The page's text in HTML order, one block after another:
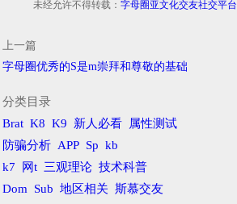
未经允许不得转载： 字母圈亚文化交友社交平台
上一篇
字母圈优秀的S是m崇拜和尊敬的基础
分类目录
Brat K8 K9 新人必看
属性测试
防骗分析 APP Sp kb
k7
网t 三观理论 技术科普
Dom
Sub 地区相关 斯慕交友